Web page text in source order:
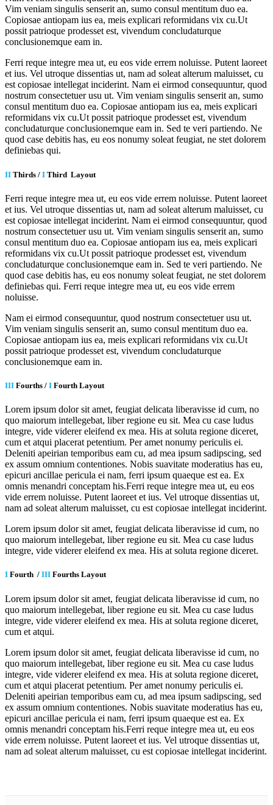
Vim veniam singulis senserit an, sumo consul mentitum duo ea.
Copiosae antiopam ius ea, meis explicari reformidans vix cu.Ut
possit patrioque prodesset est, vivendum concludaturque
conclusionemque eam in.
Ferri reque integre mea ut, eu eos vide errem noluisse. Putent laoreet
et ius. Vel utroque dissentias ut, nam ad soleat alterum maluisset, cu
est copiosae intellegat inciderint. Nam ei eirmod consequuntur, quod
nostrum consectetuer usu ut. Vim veniam singulis senserit an, sumo
consul mentitum duo ea. Copiosae antiopam ius ea, meis explicari
reformidans vix cu.Ut possit patrioque prodesset est, vivendum
concludaturque conclusionemque eam in. Sed te veri partiendo. Ne
quod case debitis has, eu eos nonumy soleat feugiat, ne stet dolorem
definiebas qui.
II Thirds / I Third Layout
Ferri reque integre mea ut, eu eos vide errem noluisse. Putent laoreet
et ius. Vel utroque dissentias ut, nam ad soleat alterum maluisset, cu
est copiosae intellegat inciderint. Nam ei eirmod consequuntur, quod
nostrum consectetuer usu ut. Vim veniam singulis senserit an, sumo
consul mentitum duo ea. Copiosae antiopam ius ea, meis explicari
reformidans vix cu.Ut possit patrioque prodesset est, vivendum
concludaturque conclusionemque eam in. Sed te veri partiendo. Ne
quod case debitis has, eu eos nonumy soleat feugiat, ne stet dolorem
definiebas qui. Ferri reque integre mea ut, eu eos vide errem
noluisse.
Nam ei eirmod consequuntur, quod nostrum consectetuer usu ut.
Vim veniam singulis senserit an, sumo consul mentitum duo ea.
Copiosae antiopam ius ea, meis explicari reformidans vix cu.Ut
possit patrioque prodesset est, vivendum concludaturque
conclusionemque eam in.
III Fourths / I Fourth Layout
Lorem ipsum dolor sit amet, feugiat delicata liberavisse id cum, no
quo maiorum intellegebat, liber regione eu sit. Mea cu case ludus
integre, vide viderer eleifend ex mea. His at soluta regione diceret,
cum et atqui placerat petentium. Per amet nonumy periculis ei.
Deleniti apeirian temporibus eam cu, ad mea ipsum sadipscing, sed
ex assum omnium contentiones. Nobis suavitate moderatius has eu,
epicuri ancillae pericula ei nam, ferri ipsum quaeque est ea. Ex
omnis menandri conceptam his.Ferri reque integre mea ut, eu eos
vide errem noluisse. Putent laoreet et ius. Vel utroque dissentias ut,
nam ad soleat alterum maluisset, cu est copiosae intellegat inciderint.
Lorem ipsum dolor sit amet, feugiat delicata liberavisse id cum, no
quo maiorum intellegebat, liber regione eu sit. Mea cu case ludus
integre, vide viderer eleifend ex mea. His at soluta regione diceret.
I Fourth / III Fourths Layout
Lorem ipsum dolor sit amet, feugiat delicata liberavisse id cum, no
quo maiorum intellegebat, liber regione eu sit. Mea cu case ludus
integre, vide viderer eleifend ex mea. His at soluta regione diceret,
cum et atqui.
Lorem ipsum dolor sit amet, feugiat delicata liberavisse id cum, no
quo maiorum intellegebat, liber regione eu sit. Mea cu case ludus
integre, vide viderer eleifend ex mea. His at soluta regione diceret,
cum et atqui placerat petentium. Per amet nonumy periculis ei.
Deleniti apeirian temporibus eam cu, ad mea ipsum sadipscing, sed
ex assum omnium contentiones. Nobis suavitate moderatius has eu,
epicuri ancillae pericula ei nam, ferri ipsum quaeque est ea. Ex
omnis menandri conceptam his.Ferri reque integre mea ut, eu eos
vide errem noluisse. Putent laoreet et ius. Vel utroque dissentias ut,
nam ad soleat alterum maluisset, cu est copiosae intellegat inciderint.